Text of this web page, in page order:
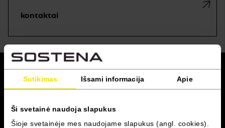
Sutikimas Išsami informacija Apie
Ši svetainė naudoja slapukus
Šioje svetainėje mes naudojame slapukus (angl. cookies).
kontaktai
grįžti į viršų
RENAULT PRO+